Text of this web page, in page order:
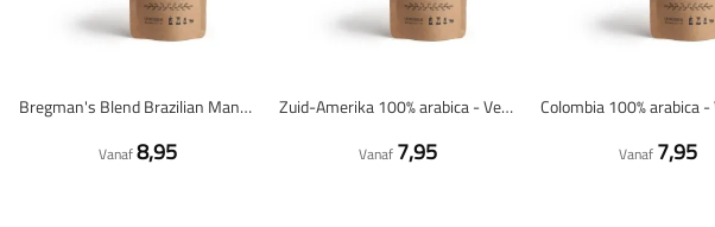
Bregman's Blend Brazilian Manners - Verse koffiebonen
Vanaf8,95
Zuid-Amerika 100% arabica - Verse koffiebonen
Vanaf 7,95 Vanaf 7,95